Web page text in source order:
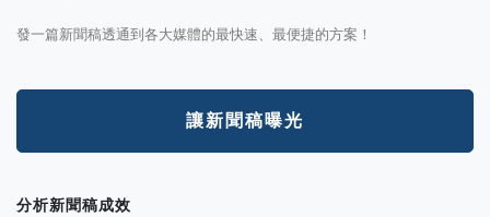
發一篇新聞稿透通到各大媒體的最快速、最便捷的方案！
讓新聞稿曝光
分析新聞稿成效